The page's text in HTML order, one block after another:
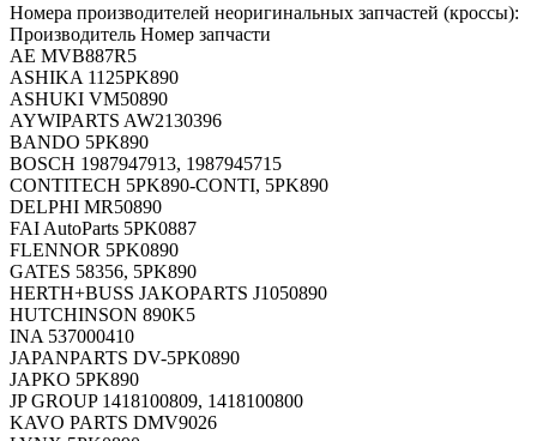
Номера производителей неоригинальных запчастей (кроссы):
Производитель Номер запчасти
AE MVB887R5
ASHIKA 1125PK890
ASHUKI VM50890
AYWIPARTS AW2130396
BANDO 5PK890
BOSCH 1987947913, 1987945715
CONTITECH 5PK890-CONTI, 5PK890
DELPHI MR50890
FAI AutoParts 5PK0887
FLENNOR 5PK0890
GATES 58356, 5PK890
HERTH+BUSS JAKOPARTS J1050890
HUTCHINSON 890K5
INA 537000410
JAPANPARTS DV-5PK0890
JAPKO 5PK890
JP GROUP 1418100809, 1418100800
KAVO PARTS DMV9026